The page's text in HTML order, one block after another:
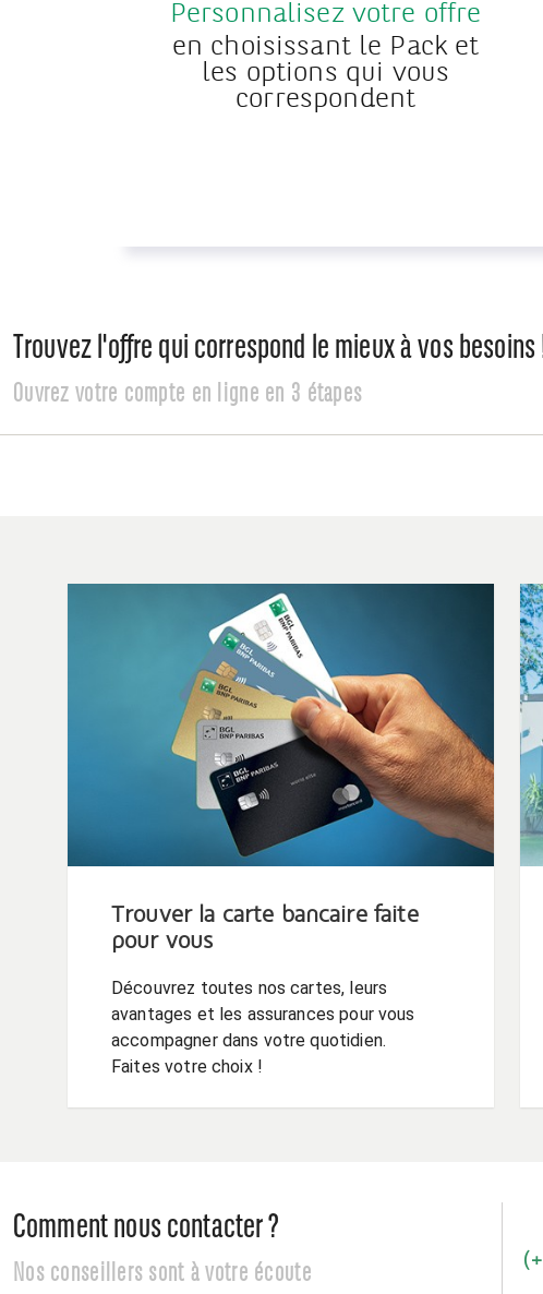
Personnalisez votre offre
en choisissant le Pack et
les options qui vous
correspondent
Trouvez l'offre qui correspond le mieux à vos besoins
Ouvrez votre compte en ligne en 3 étapes
Trouver la carte bancaire faite
pour vous
Découvrez toutes nos cartes, leurs
avantages et les assurances pour vous
accompagner dans votre quotidien.
Faites votre choix !
Comment nous contacter ?
Nos conseillers sont à votre écoute